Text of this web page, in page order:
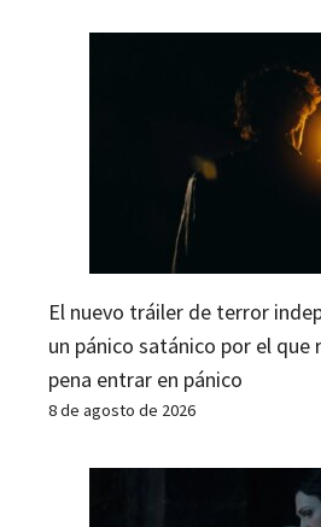
El nuevo tráiler de terror
un pánico satánico por el que
pena entrar en pánico
8 de agosto de 2026